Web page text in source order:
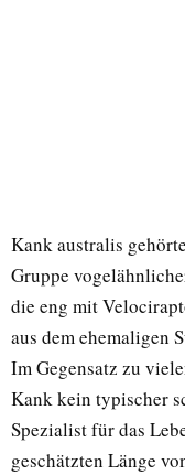
Kank australis
Gruppe
die eng mit
aus dem ehemaligen
Im Gegensatz zu
Kank kein typischer
Spezialist für das
geschätzten Länge